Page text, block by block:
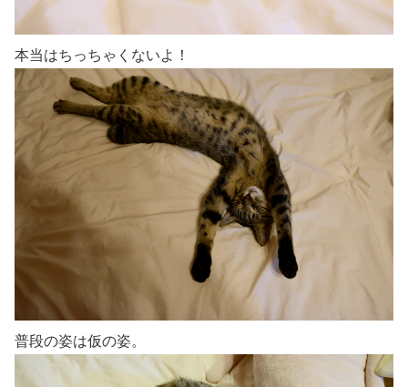
本当はちっちゃくないよ！
普段の姿は仮の姿。